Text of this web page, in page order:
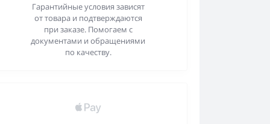
Гарантийные условия зависят
от товара и подтверждаются
при заказе. Помогаем с
документами и обращениями
по качеству.